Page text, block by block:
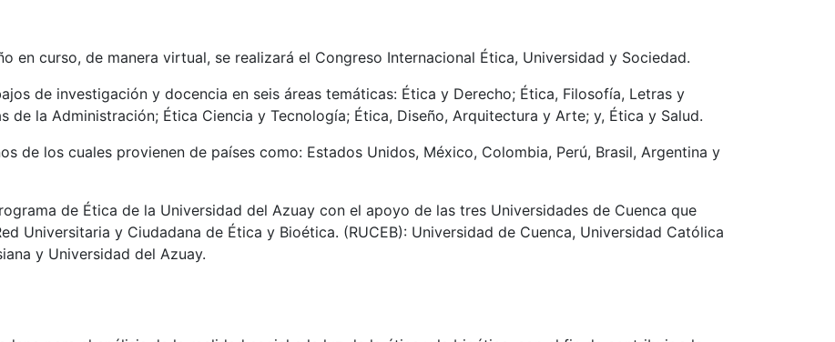
en curso, de manera virtual, se realizará el Congreso Internacional Ética, Universidad y Sociedad.
de investigación y docencia en seis áreas temáticas: Ética y Derecho; Ética, Filosofía, Letras y
de la Administración; Ética Ciencia y Tecnología; Ética, Diseño, Arquitectura y Arte; y, Ética y Salud.
de los cuales provienen de países como: Estados Unidos, México, Colombia, Perú, Brasil, Argentina y
de Ética de la Universidad del Azuay con el apoyo de las tres Universidades de Cuenca que
Universitaria y Ciudadana de Ética y Bioética. (RUCEB): Universidad de Cuenca, Universidad Católica
y Universidad del Azuay.